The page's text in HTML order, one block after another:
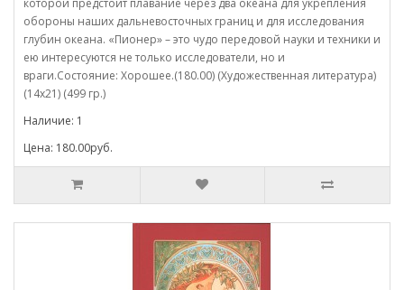
обороны наших дальневосточных границ и для исследования
глубин океана. «Пионер» – это чудо передовой науки и техники и
ею интересуются не только исследователи, но и
враги.Состояние: Хорошее.(180.00) (Художественная литература)
(14х21) (499 гр.)
Наличие: 1
Цена: 180.00руб.